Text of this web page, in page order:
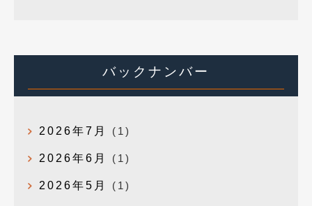
バックナンバー
2026年7月 (1)
2026年6月 (1)
2026年5月 (1)